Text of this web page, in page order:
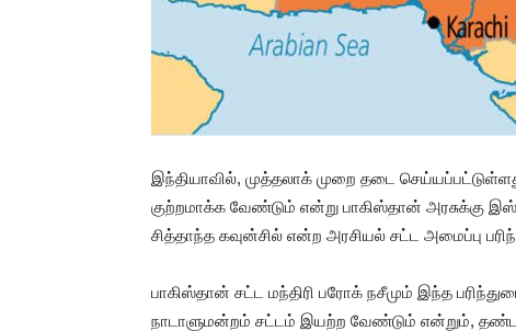
இந்தியாவில், முத்தலாக் முறை தடை
குற்றமாக்க வேண்டும் என்று பாகிஸ்தான்
சித்தாந்த கவுன்சில் என்ற அரசியல் சட்ட அமைப்பு
பாகிஸ்தான் சட்ட மந்திரி பரோக் நசீமும் இந்த
நாடாளுமன்றம் சட்டம் இயற்ற வேண்டும் என்றும்,